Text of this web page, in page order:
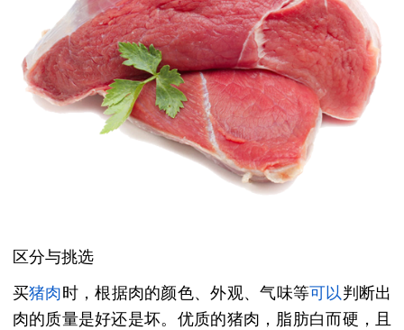
区分与挑选
买猪肉时，根据肉的颜色、外观、气味等可以判断出
肉的质量是好还是坏。优质的猪肉，脂肪白而硬，且